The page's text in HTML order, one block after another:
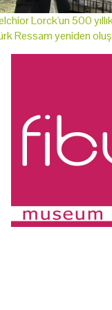
Lorck'un 500
Ressam yeniden